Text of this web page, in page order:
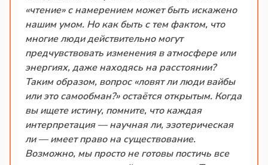
«чтение» с намерением может быть искажено
нашим умом. Но как быть с тем фактом, что
многие люди действительно могут
предчувствовать изменения в атмосфере или
энергиях, даже находясь на расстоянии?
Таким образом, вопрос «ловят ли люди вайбы
или это самообман?» остаётся открытым. Когда
вы ищете истину, помните, что каждая
интерпретация — научная ли, эзотерическая
ли — имеет право на существование.
Возможно, мы просто не готовы постичь все